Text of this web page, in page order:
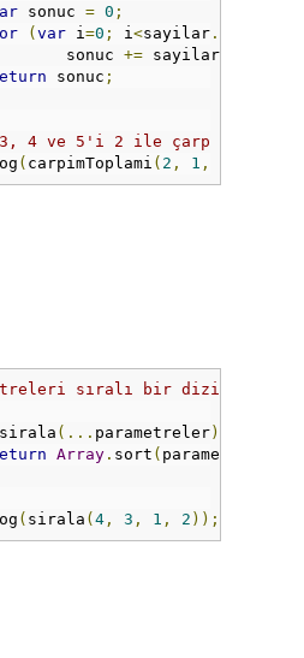
sonuc = 0 ;
(var i =0 ; i <sayilar .
		sonuc
+= sayilar
sonuc ;
4 ve 5'i 2 ile çarp ve
( carpimToplami ( 2 , 1 ,
sıralı bir dizi olarak
(... parametreler)
Array . sort ( parametreler
( sirala (4 , 3 , 1 , 2 ));